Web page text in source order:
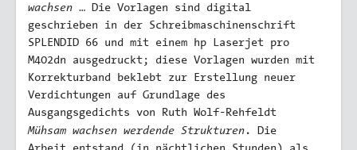
wachsen … Die Vorlagen sind digital
geschrieben in der Schreibmaschinenschrift
SPLENDID 66 und mit einem hp Laserjet pro
M402dn ausgedruckt; diese Vorlagen wurden mit
Korrekturband beklebt zur Erstellung neuer
Verdichtungen auf Grundlage des
Ausgangsgedichts von Ruth Wolf-Rehfeldt
Mühsam wachsen werdende Strukturen . Die